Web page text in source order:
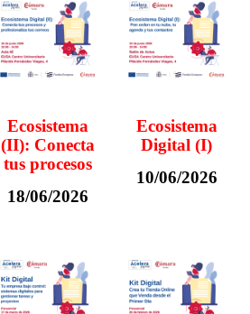
Ecosistema
(II): Conecta
tus procesos
18/06/2026
Ecosistema
Digital (I)
10/06/2026